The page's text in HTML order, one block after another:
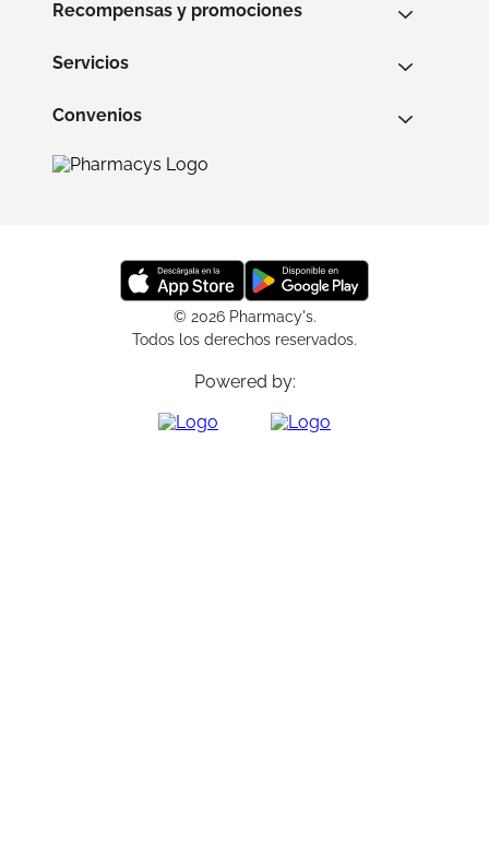
Recompensas y promociones
Servicios
Convenios
© 2026 Pharmacy's.
Todos los derechos reservados.
Powered by: